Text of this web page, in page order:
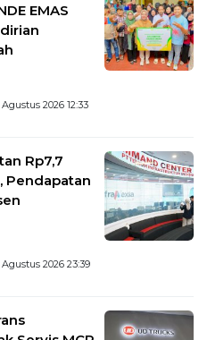
EMAS
2026 12:33
Rp7,7
Pendapatan
2026 23:39